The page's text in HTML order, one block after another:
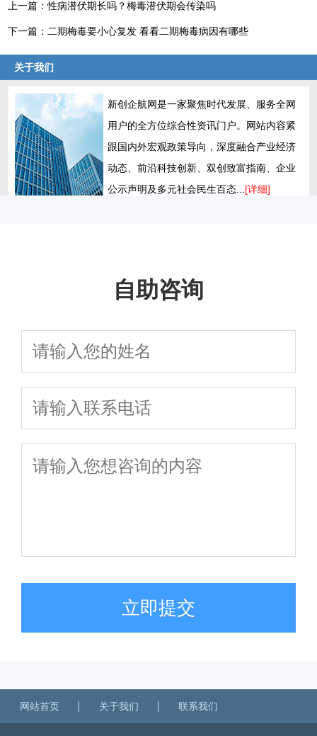
上一篇：性病潜伏期长吗？梅毒潜伏期会传染吗
下一篇： 二期梅毒要小心复发 看看二期梅毒病因有哪些
关于我们
新创企航网是一家聚焦时代发展、服务全网
用户的全方位综合性资讯门户。网站内容紧
跟国内外宏观政策导向，深度融合产业经济
动态、前沿科技创新、双创致富指南、企业
公示声明及多元社会民生百态... [详细]
自助咨询
立即提交
网站首页 关于我们 联系我们